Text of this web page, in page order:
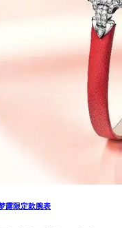
露限定款腕表